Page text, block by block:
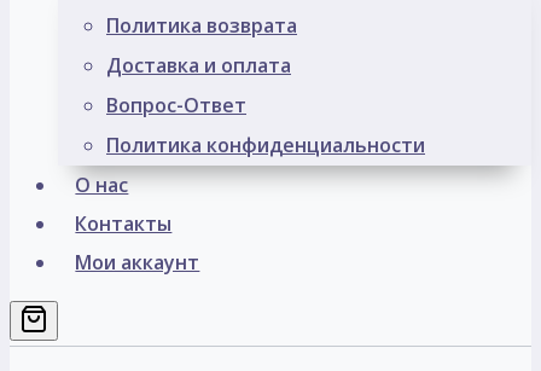
Политика возврата
Доставка и оплата
Вопрос-Ответ
Политика конфиденциальности
О нас
Контакты
Мои аккаунт